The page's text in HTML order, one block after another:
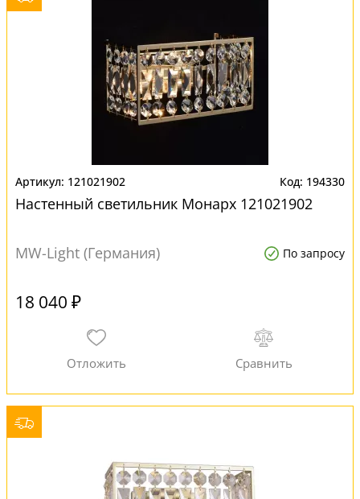
121021902 194330
Настенный светильник Монарх 121021902
MW-Light (Германия) По запросу
18 040 ₽